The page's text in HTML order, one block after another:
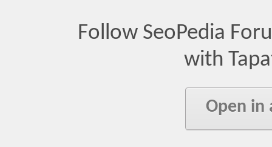
Follow SeoPedia
with
Open in